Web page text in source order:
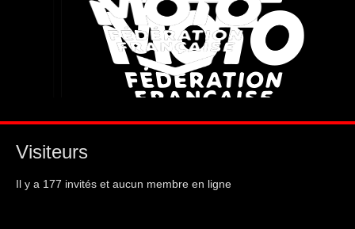
Visiteurs
Il y a 177 invités et aucun membre en ligne